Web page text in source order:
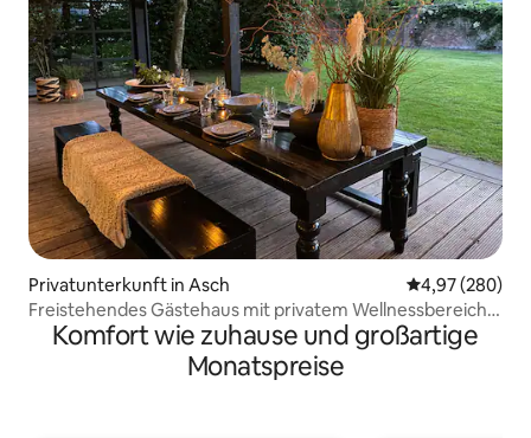
Privatunterkunft in Asch
4,97 (280)
Freistehendes Gästehaus mit privatem Wellnessbereich
NEUKomfort wie zuhause und großartige
Monatspreise